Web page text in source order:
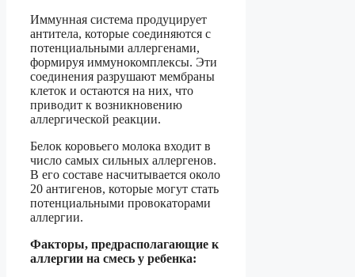
Иммунная система продуцирует
антитела, которые соединяются с
потенциальными аллергенами,
формируя иммунокомплексы. Эти
соединения разрушают мембраны
клеток и остаются на них, что
приводит к возникновению
аллергической реакции.
Белок коровьего молока входит в
число самых сильных аллергенов.
В его составе насчитывается около
20 антигенов, которые могут стать
потенциальными провокаторами
аллергии.
Факторы, предрасполагающие к
аллергии на смесь у ребенка: